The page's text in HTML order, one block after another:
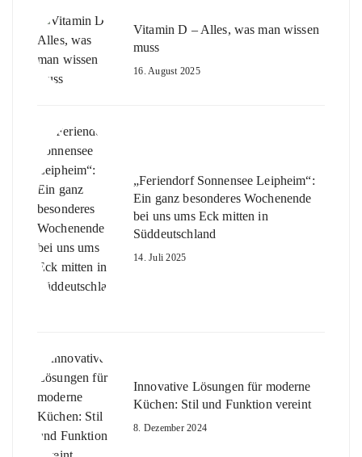
Vitamin D – Alles, was man wissen
muss
16. August 2025
„Feriendorf Sonnensee Leipheim“:
Ein ganz besonderes Wochenende
bei uns ums Eck mitten in
Süddeutschland
14. Juli 2025
Innovative Lösungen für moderne
Küchen: Stil und Funktion vereint
8. Dezember 2024